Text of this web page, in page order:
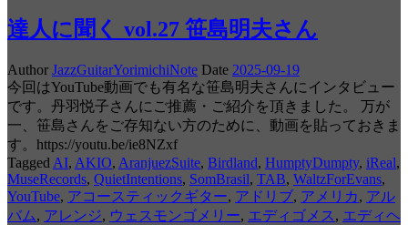
達人に聞く vol.27 笹島明夫さん
Author JazzGuitarYorimichiNote Date 2025-09-19
今回はYouTube動画でも有名な笹島明夫さんにインタビュー
です。丹羽悦子さんにご推薦・ご紹介を頂きました。 万が
一、笹島さんをご存知ない方のために、動画を貼っておきま
す。https://youtu.be/ie8NZxf
Tagged AI, AKIO, AranjuezSuite, Birdland, HumptyDumpty, iReal,
MuseRecords, QuietIntentions, SomBrasil, TAB, WaltzForEvans,
YouTube, アコースティックギター, アドリブ, アメリカ, アル
バム, アレンジ, ウェスモンゴメリー, エディゴメス , エディヘ